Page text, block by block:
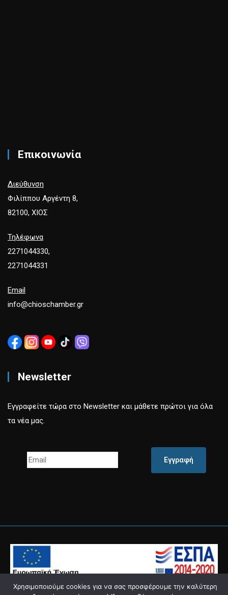
Επικοινωνία
Διεύθυνση
Φιλίππου Αργέντη 8,
82100, ΧΙΟΣ
Τηλέφωνα
2271044330,
2271044331
Email
info@chioschamber.gr
Newsletter
Εγγραφείτε τώρα στο Newsletter και μάθετε πρώτοι για όλα
τα νέα μας.
Εγγραφή
Χρησιμοποιούμε cookies για να σας προσφέρουμε την καλύτερη